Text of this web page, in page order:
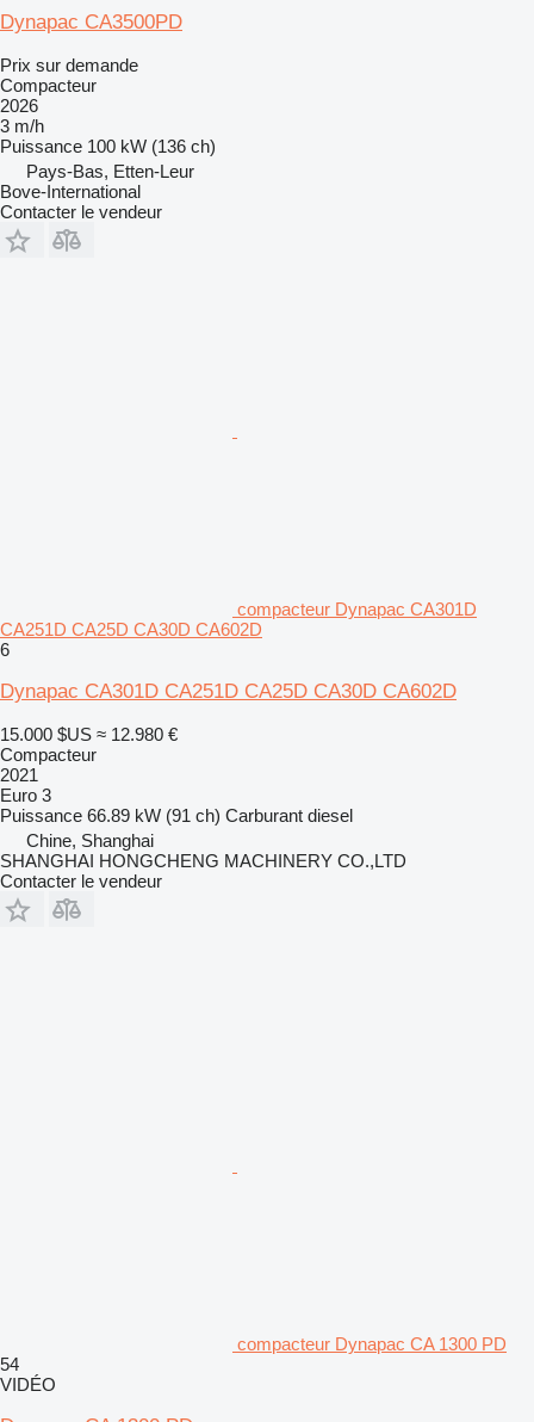
Dynapac CA3500PD
Prix sur demande
Compacteur
2026
3 m/h
Puissance 100 kW (136 ch)
Pays-Bas, Etten-Leur
Bove-International
Contacter le vendeur
compacteur Dynapac CA301D
CA251D CA25D CA30D CA602D
6
Dynapac CA301D CA251D CA25D CA30D CA602D
15.000 $US ≈ 12.980 €
Compacteur
2021
Euro 3
Puissance 66.89 kW (91 ch) Carburant diesel
Chine, Shanghai
SHANGHAI HONGCHENG MACHINERY CO.,LTD
Contacter le vendeur
compacteur Dynapac CA 1300 PD
54
VIDÉO